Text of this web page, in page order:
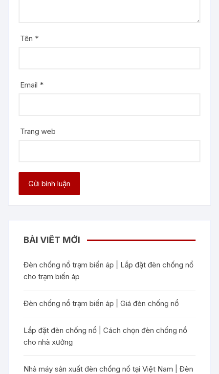
Tên *
Email *
Trang web
BÀI VIẾT MỚI
Đèn chống nổ trạm biến áp | Lắp đặt đèn chống nổ
cho trạm biến áp
Đèn chống nổ trạm biến áp | Giá đèn chống nổ
Lắp đặt đèn chống nổ | Cách chọn đèn chống nổ
cho nhà xưởng
Nhà máy sản xuất đèn chống nổ tại Việt Nam | Đèn